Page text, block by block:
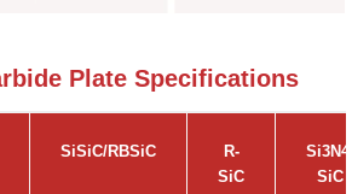
Plate Specifications
SiSiC/RBSiC
R-
SiC
SiC